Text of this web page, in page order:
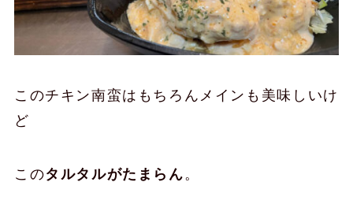
このチキン南蛮はもちろんメインも美味しいけ
ど
このタルタルがたまらん。